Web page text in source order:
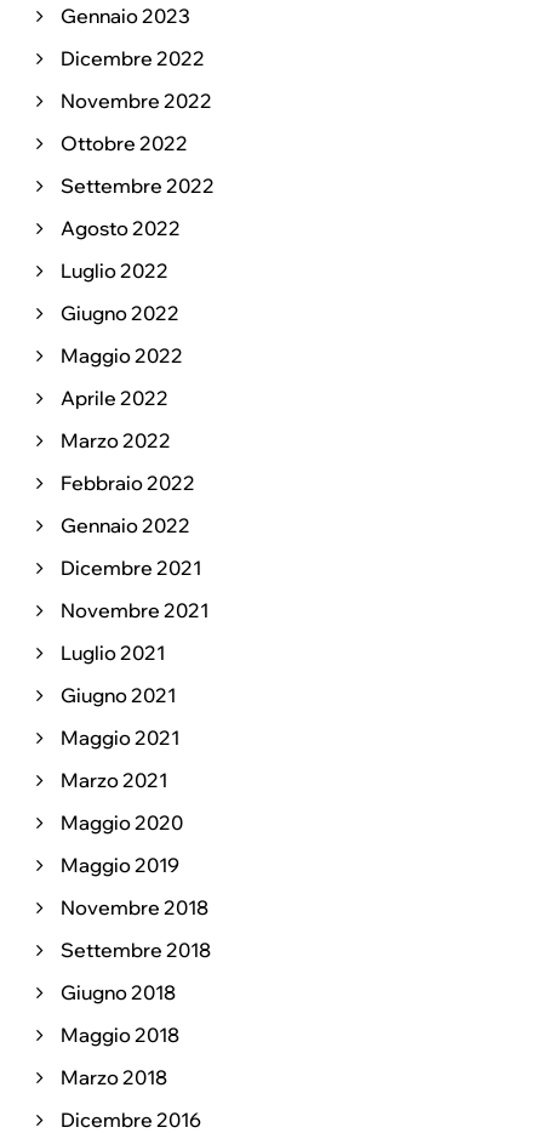
Gennaio 2023
Dicembre 2022
Novembre 2022
Ottobre 2022
Settembre 2022
Agosto 2022
Luglio 2022
Giugno 2022
Maggio 2022
Aprile 2022
Marzo 2022
Febbraio 2022
Gennaio 2022
Dicembre 2021
Novembre 2021
Luglio 2021
Giugno 2021
Maggio 2021
Marzo 2021
Maggio 2020
Maggio 2019
Novembre 2018
Settembre 2018
Giugno 2018
Maggio 2018
Marzo 2018
Dicembre 2016